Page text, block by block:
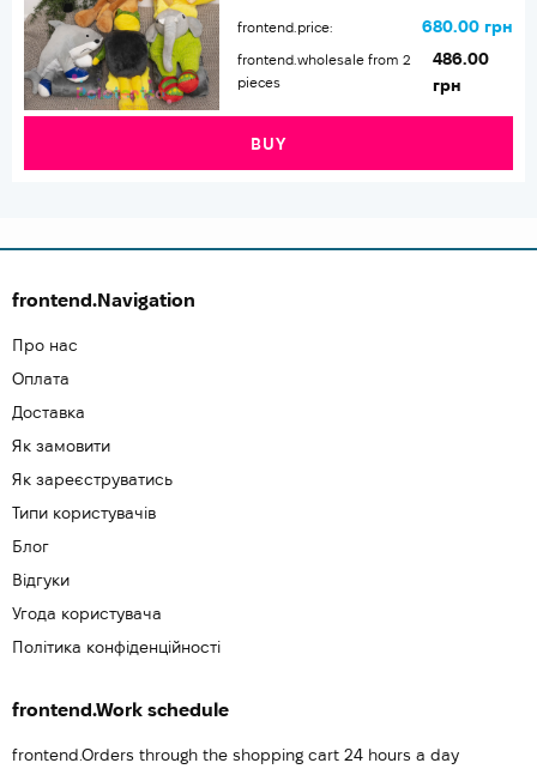
frontend.price: 680.00 грн
frontend.wholesale from 2
pieces
486.00
грн
BUY
frontend.Navigation
Про нас
Оплата
Доставка
Як замовити
Як зареєструватись
Типи користувачів
Блог
Відгуки
Угода користувача
Політика конфіденційності
frontend.Work schedule
frontend.Orders through the shopping cart 24 hours a day